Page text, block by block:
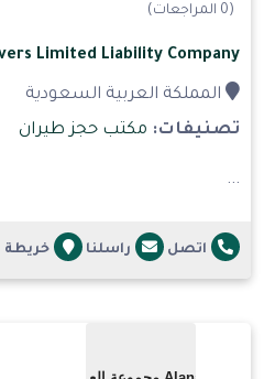
(0 المراجعات)
Limited Liability Company
المملكة العربية السعودية
تصنيفات: مكتب حجز طيران
...
اتصل راسلنا خريطة